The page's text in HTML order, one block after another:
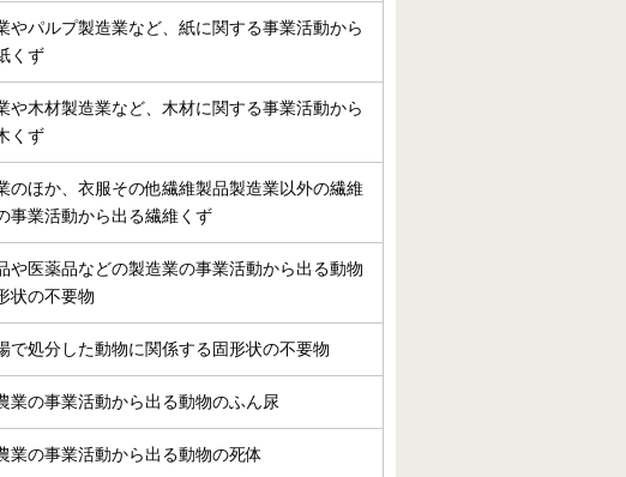
やパルプ製造業など、紙に関する事業活動から
くず
や木材製造業など、木材に関する事業活動から
くず
のほか、衣服その他繊維製品製造業以外の繊維
事業活動から出る繊維くず
や医薬品などの製造業の事業活動から出る動物
状の不要物
で処分した動物に関係する固形状の不要物
業の事業活動から出る動物のふん尿
業の事業活動から出る動物の死体